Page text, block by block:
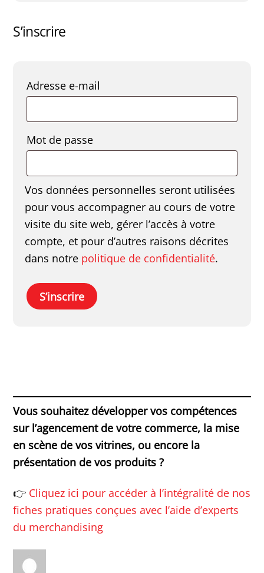
S’inscrire
Adresse e-mail
Mot de passe
Vos données personnelles seront utilisées
pour vous accompagner au cours de votre
visite du site web, gérer l’accès à votre
compte, et pour d’autres raisons décrites
dans notre politique de confidentialité.
S’inscrire
Vous souhaitez développer vos compétences
sur l’agencement de votre commerce, la mise
en scène de vos vitrines, ou encore la
présentation de vos produits ?
👉 Cliquez ici pour accéder à l’intégralité de nos
fiches pratiques conçues avec l’aide d’experts
du merchandising